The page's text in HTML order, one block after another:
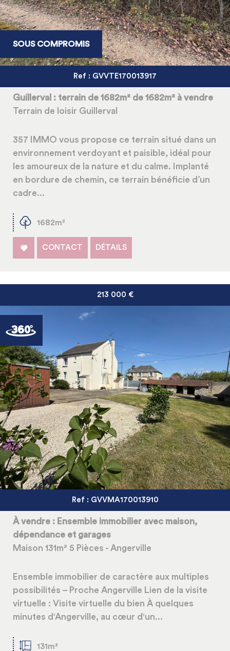
SOUS COMPROMIS
Ref : GVVTE170013917
Guillerval : terrain de 1682m² de 1682m² à vendre
Terrain de loisir Guillerval
357 IMMO vous propose ce terrain situé dans un
environnement verdoyant et paisible, idéal pour
les amoureux de la nature et du calme. Implanté
en bordure de chemin, ce terrain bénéficie d’un
cadre...
1682m²
CONTACT DÉTAILS
213 000 €
Ref : GVVMA170013910
À vendre : Ensemble immobilier avec maison,
dépendance et garages
Maison 131m² 5 Pièces - Angerville
Ensemble immobilier de caractère aux multiples
possibilités – Proche Angerville Lien de la visite
virtuelle : Visite virtuelle du bien À quelques
minutes d'Angerville, au cœur d'un...
131m²